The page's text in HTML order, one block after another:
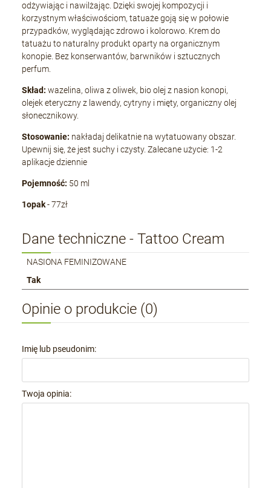
odżywiając i nawilżając. Dzięki swojej kompozycji i
korzystnym właściwościom, tatuaże goją się w połowie
przypadków, wyglądając zdrowo i kolorowo. Krem do
tatuażu to naturalny produkt oparty na organicznym
konopie. Bez konserwantów, barwników i sztucznych
perfum.
Skład: wazelina, oliwa z oliwek, bio olej z nasion konopi,
olejek eteryczny z lawendy, cytryny i mięty, organiczny olej
słonecznikowy.
Stosowanie: nakładaj delikatnie na wytatuowany obszar.
Upewnij się, że jest suchy i czysty. Zalecane użycie: 1-2
aplikacje dziennie
Pojemność: 50 ml
1opak- 77zł
Dane techniczne - Tattoo Cream
NASIONA FEMINIZOWANE
Tak
Opinie o produkcie (0)
Imię lub pseudonim:
Twoja opinia: